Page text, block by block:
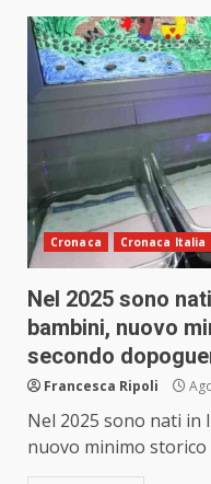
Cronaca Cronaca Italia
Nel 2025 sono
bambini, nuovo
secondo
Francesca Ripoli
Nel 2025 sono nati in
nuovo minimo storico